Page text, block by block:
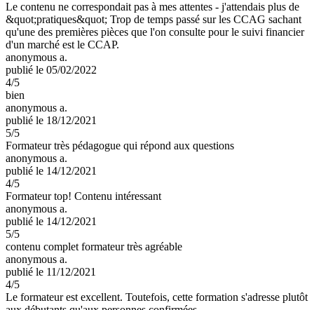
Le contenu ne correspondait pas à mes attentes - j'attendais plus de
&quot;pratiques&quot; Trop de temps passé sur les CCAG sachant
qu'une des premières pièces que l'on consulte pour le suivi financier
d'un marché est le CCAP.
anonymous a.
publié le 05/02/2022
4/5
bien
anonymous a.
publié le 18/12/2021
5/5
Formateur très pédagogue qui répond aux questions
anonymous a.
publié le 14/12/2021
4/5
Formateur top! Contenu intéressant
anonymous a.
publié le 14/12/2021
5/5
contenu complet formateur très agréable
anonymous a.
publié le 11/12/2021
4/5
Le formateur est excellent. Toutefois, cette formation s'adresse plutôt